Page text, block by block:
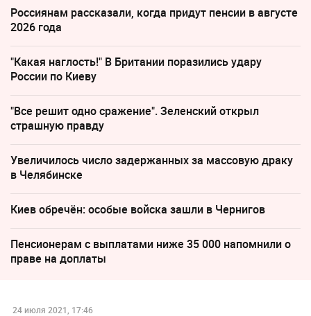
Россиянам рассказали, когда придут пенсии в августе
2026 года
"Какая наглость!" В Британии поразились удару
России по Киеву
"Все решит одно сражение". Зеленский открыл
страшную правду
Увеличилось число задержанных за массовую драку
в Челябинске
Киев обречён: особые войска зашли в Чернигов
Пенсионерам с выплатами ниже 35 000 напомнили о
праве на доплаты
24 июля 2021, 17:46